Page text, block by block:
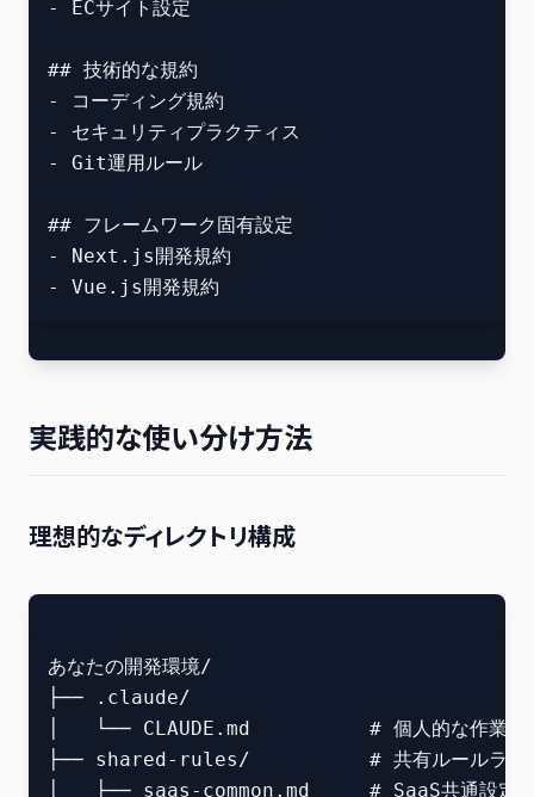
- ECサイト設定
## 技術的な規約
- コーディング規約
- セキュリティプラクティス
- Git運用ルール
## フレームワーク固有設定
- Next.js開発規約
実践的な使い分け方法
理想的なディレクトリ構成
あなたの開発環境/
├── .claude/
│   └── CLAUDE.md          # 個人的な作業ス
├── shared-rules/          # 共有ルールライ
│   ├── saas-common.md     # SaaS共通設定